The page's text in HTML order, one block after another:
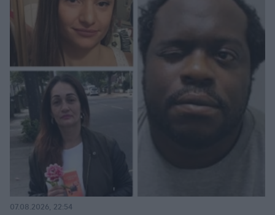
07.08.2026, 22:54